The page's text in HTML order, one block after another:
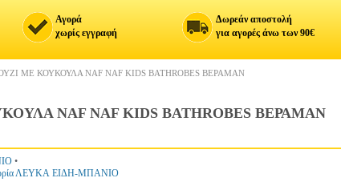
Αγορά
χωρίς εγγραφή
Δωρεάν αποστολή
για αγορές άνω των 90€
ΜΕ ΚΟΥΚΟΥΛΑ NAF NAF KIDS BATHROBES ΒΕΡΑΜΑΝ
NAF NAF KIDS BATHROBES ΒΕΡΑΜΑΝ
•
ΛΕΥΚΑ ΕΙΔΗ-ΜΠΑΝΙΟ